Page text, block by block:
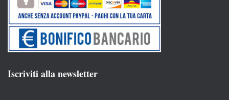
Iscriviti alla newsletter